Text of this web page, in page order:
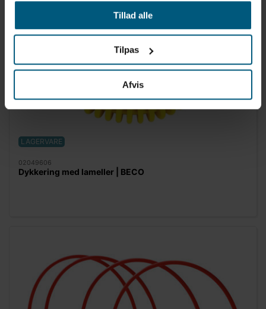
Tillad alle
Tilpas
Afvis
LAGERVARE
02049606
Dykkering med lameller | BECO